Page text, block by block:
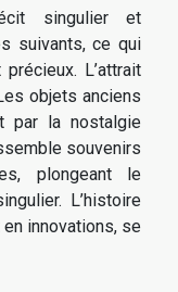
singulier et
suivants, ce qui
L’attrait
objets anciens
par la nostalgie
souvenirs
plongeant le
L’histoire
innovations, se